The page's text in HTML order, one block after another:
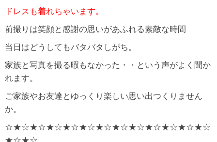
ドレスも着れちゃいます。
前撮りは笑顔と感謝の思いがあふれる素敵な時間
当日はどうしてもバタバタしがち。
家族と写真を撮る暇もなかった・・という声がよく聞か
れます。
ご家族やお友達とゆっくり楽しい思い出つくりません
か。
☆★☆★☆★☆★☆★☆★☆★☆★☆★☆★☆★☆★☆
★☆★☆